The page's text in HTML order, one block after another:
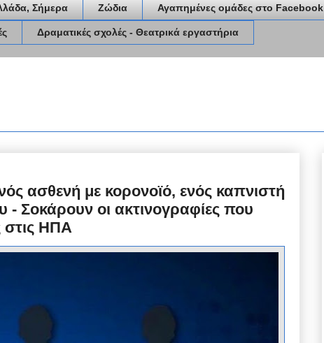
Σήμερα Ζώδια Αγαπημένες ομάδες στο Facebook
Δραματικές σχολές - Θεατρικά εργαστήρια
ασθενή με κορονοϊό, ενός καπνιστή
- Σοκάρουν οι ακτινογραφίες που
στις ΗΠΑ